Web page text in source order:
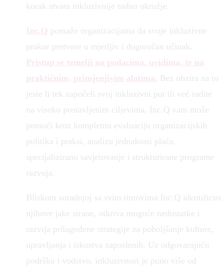
korak stvara inkluzivnije radno okružje.
Inc.Q pomaže organizacijama da svoje inkluzivne
prakse pretvore u mjerljiv i dugoročan učinak.
Pristup se temelji na podacima, uvidima, te na
praktičnim, primjenjivim alatima. Bez obzira na to
jeste li tek započeli svoj inkluzivni put ili već radite
na visoko postavljenim ciljevima, Inc.Q vam može
pomoći kroz kompletnu evaluaciju organizacijskih
politika i praksi, analizu jednakosti plaća,
specijalizirano savjetovanje i strukturirane programe
razvoja.
Bliskom suradnjoj sa svim timovima Inc.Q
njihove jake strane, otkriva moguće nedostatke i
razvija prilagođene strategije za poboljšanje kulture,
upravljanja i iskustva zaposlenih. Uz odgovarajuću
podršku i vodstvo, inkluzivnost je puno više od